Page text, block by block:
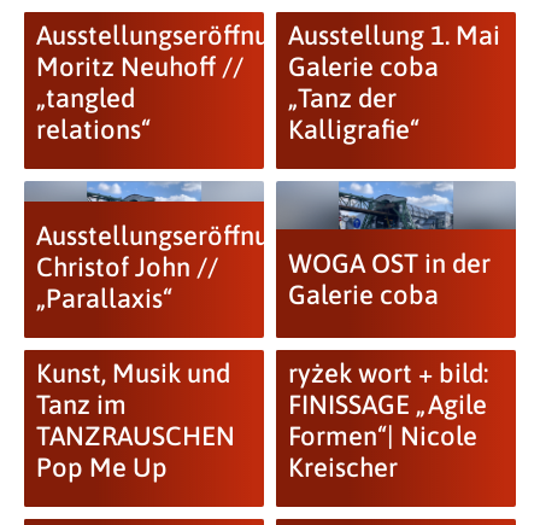
Ausstellungseröffnung:
Moritz Neuhoff //
„tangled
relations“
Ausstellung 1. Mai
Galerie coba
„Tanz der
Kalligrafie“
Ausstellungseröffnung:
Christof John //
„Parallaxis“
WOGA OST in der
Galerie coba
Kunst, Musik und
Tanz im
TANZRAUSCHEN
Pop Me Up
ryżek wort + bild:
FINISSAGE „Agile
Formen“| Nicole
Kreischer